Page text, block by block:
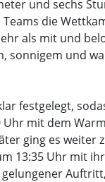
und sechs
die
als mit und
sonnigem und
festgelegt,
Uhr mit dem
ging es weiter
13:35 Uhr mit